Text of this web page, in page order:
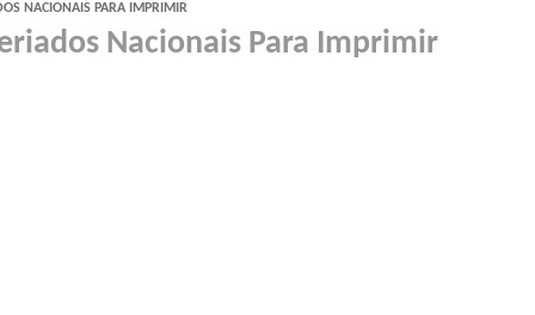
NACIONAIS PARA IMPRIMIR
Nacionais Para Imprimir